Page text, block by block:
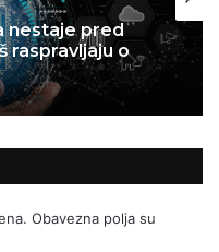
nestaje pred
kapitala pred
Obavezna polja su